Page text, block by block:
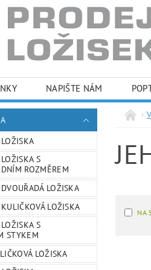
NAPIŠTE NÁM
OSOBNÍCH ÚDAJŮ
S
ROZMĚREM
LOŽISKA
LOŽISKA
S
STYKEM
LOŽISKA
NA